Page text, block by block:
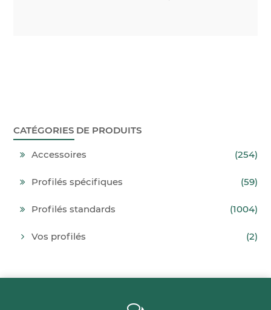
CATÉGORIES DE PRODUITS
Accessoires (254)
Profilés spécifiques (59)
Profilés standards (1004)
Vos profilés (2)